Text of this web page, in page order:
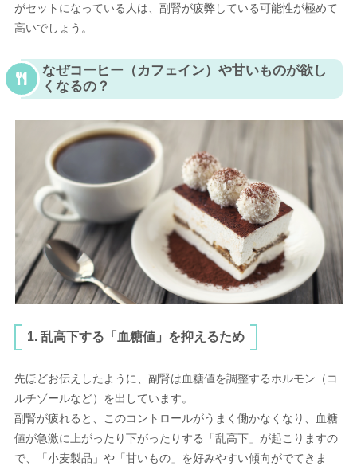
がセットになっている人は、副腎が疲弊している可能性が極めて
高いでしょう。
なぜコーヒー（カフェイン）や甘いものが欲し
くなるの？
1. 乱高下する「血糖値」を抑えるため
先ほどお伝えしたように、副腎は血糖値を調整するホルモン（コ
ルチゾールなど）を出しています。
副腎が疲れると、このコントロールがうまく働かなくなり、血糖
値が急激に上がったり下がったりする「乱高下」が起こりますの
で、「小麦製品」や「甘いもの」を好みやすい傾向がでてきま